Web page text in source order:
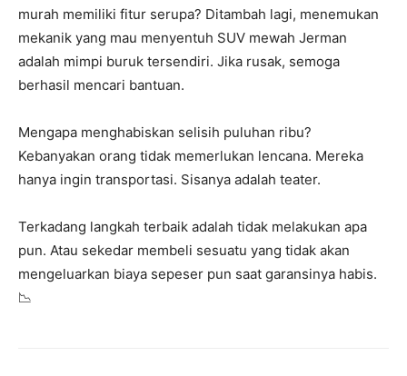
murah memiliki fitur serupa? Ditambah lagi, menemukan
mekanik yang mau menyentuh SUV mewah Jerman
adalah mimpi buruk tersendiri. Jika rusak, semoga
berhasil mencari bantuan.
Mengapa menghabiskan selisih puluhan ribu?
Kebanyakan orang tidak memerlukan lencana. Mereka
hanya ingin transportasi. Sisanya adalah teater.
Terkadang langkah terbaik adalah tidak melakukan apa
pun. Atau sekedar membeli sesuatu yang tidak akan
mengeluarkan biaya sepeser pun saat garansinya habis.
📉